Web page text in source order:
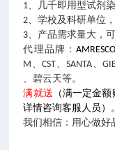
1、几千即用型试剂
2、学校及科研单位
3、产品需求量大，
代理品牌：
M、CST、SANTA、
、碧云天等。
满就送 （满一定金
详情咨询客服人员）。
我们相信：用心做好